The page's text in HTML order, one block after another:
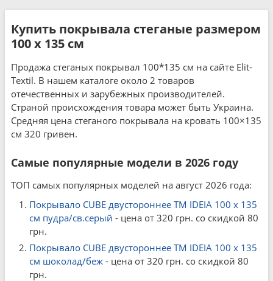
Купить покрывала стеганые размером
100 x 135 см
Продажа стеганых покрывал 100*135 см на сайте Elit-
Textil. В нашем каталоге около 2 товаров
отечественных и зарубежных производителей.
Страной происхождения товара может быть Украина.
Средняя цена стеганого покрывала на кровать 100×135
см 320 гривен.
Самые популярные модели в 2026 году
ТОП самых популярных моделей на август 2026 года:
Покрывало CUBE двустороннее TM IDEIA 100 x 135
см пудра/св.серый - цена от 320 грн. со скидкой 80
грн.
Покрывало CUBE двустороннее TM IDEIA 100 x 135
см шоколад/беж - цена от 320 грн. со скидкой 80
грн.